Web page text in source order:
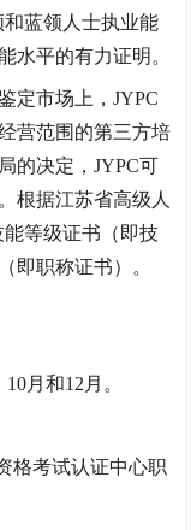
蓝领人士执业能
水平的有力证明。
定市场上，JYPC
营范围的第三方培
的决定，JYPC可
根据江苏省高级人
等级证书（即技
即职称证书）。
月和12月。
格考试认证中心职